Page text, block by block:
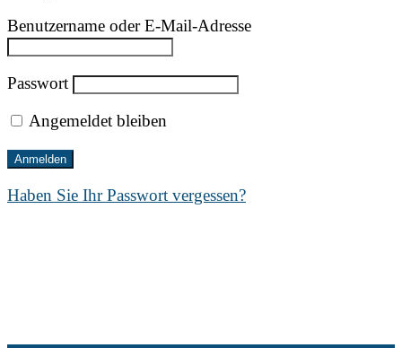
Benutzername oder E-Mail-Adresse
Passwort
Angemeldet bleiben
Haben Sie Ihr Passwort vergessen?